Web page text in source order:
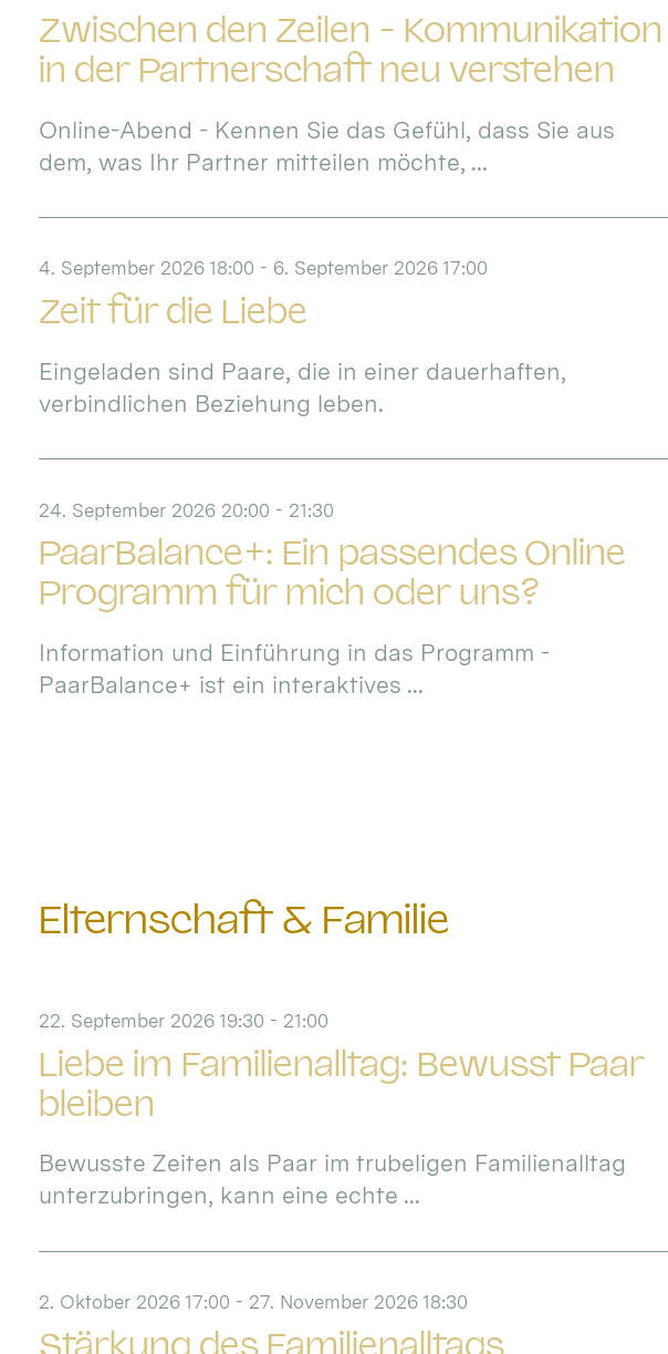
Zwischen den Zeilen - Kommunikation
in der Partnerschaft neu verstehen
Online-Abend - Kennen Sie das Gefühl, dass Sie aus
dem, was Ihr Partner mitteilen möchte, ...
Zeit für die Liebe
4. September 2026 18:00 - 6. September 2026 17:00
Eingeladen sind Paare, die in einer dauerhaften,
verbindlichen Beziehung leben.
PaarBalance+: Ein passendes Online
Programm für mich oder uns?
24. September 2026 20:00 - 21:30
Information und Einführung in das Programm -
PaarBalance+ ist ein interaktives ...
Elternschaft & Familie
Liebe im Familienalltag: Bewusst Paar
bleiben
22. September 2026 19:30 - 21:00
Bewusste Zeiten als Paar im trubeligen Familienalltag
unterzubringen, kann eine echte ...
Stärkung des Familienalltags
2. Oktober 2026 17:00 - 27. November 2026 18:30